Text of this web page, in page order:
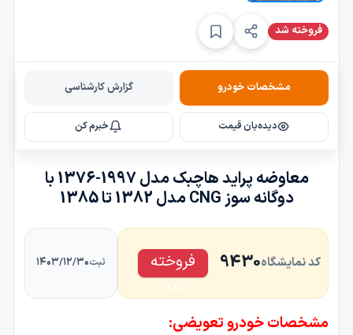
فروخته شد
مشخصات خودرو گزارش کارشناسی
دیده‌بان قیمت خبرم کن
معاوضه پراید هاچبک مدل 1997-1376 با
دوگانه سوز CNG مدل 1382 تا 1385
کد نمایشگاه9430
فروخته
شد
ثبت۱۴۰۳/۱۲/۳۰
مشخصات خودرو تعویضی: